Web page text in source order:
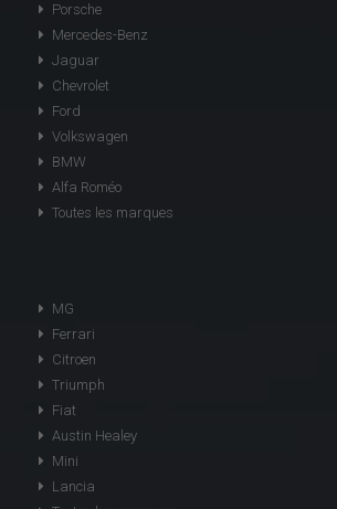
Porsche
Mercedes-Benz
Jaguar
Chevrolet
Ford
Volkswagen
BMW
Alfa Roméo
Toutes les marques
MG
Ferrari
Citroen
Triumph
Fiat
Austin Healey
Mini
Lancia